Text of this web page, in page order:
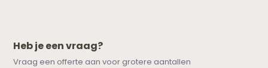
Heb je een vraag?
Vraag een offerte aan voor grotere aantallen